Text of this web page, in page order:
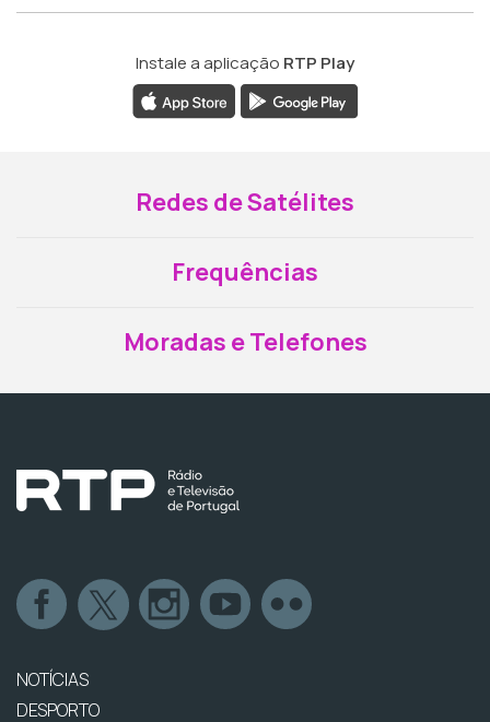
Instale a aplicação RTP Play
Redes de Satélites
Frequências
Moradas e Telefones
NOTÍCIAS
DESPORTO